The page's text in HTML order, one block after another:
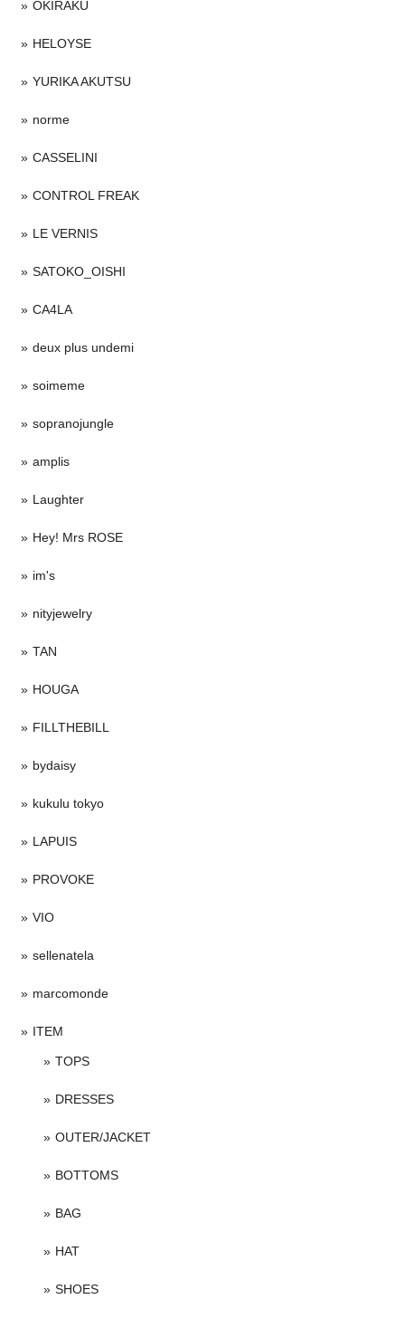
OKIRAKU
HELOYSE
YURIKA AKUTSU
norme
CASSELINI
CONTROL FREAK
LE VERNIS
SATOKO_OISHI
CA4LA
deux plus undemi
soimeme
sopranojungle
amplis
Laughter
Hey! Mrs ROSE
im's
nityjewelry
TAN
HOUGA
FILLTHEBILL
bydaisy
kukulu tokyo
LAPUIS
PROVOKE
VIO
sellenatela
marcomonde
ITEM
TOPS
DRESSES
OUTER/JACKET
BOTTOMS
BAG
HAT
SHOES